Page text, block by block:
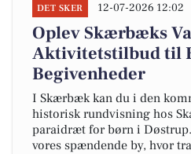
DET SKER 12-07-2026 12:02
Oplev Skærbæks
Aktivitetstilbud til
Begivenheder
I Skærbæk kan du i den
historisk rundvisning hos
paraidræt for børn i
vores spændende by, hvor